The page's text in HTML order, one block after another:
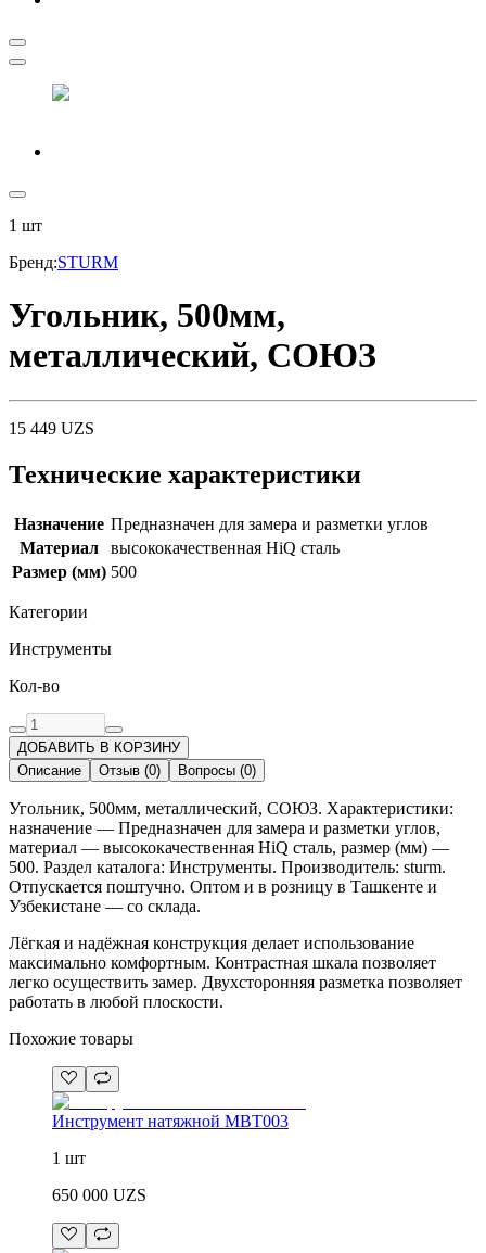
1 шт
Бренд:STURM
Угольник, 500мм,
металлический, СОЮЗ
15 449 UZS
Технические характеристики
Назначение Предназначен для замера и разметки углов
Материал
высококачественная HiQ сталь
Размер (мм) 500
Категории
Инструменты
Кол-во
ДОБАВИТЬ В КОРЗИНУ
Описание
Отзыв (0) Вопросы (0)
Угольник, 500мм, металлический, СОЮЗ. Характеристики:
назначение — Предназначен для замера и разметки углов,
материал — высококачественная HiQ сталь, размер (мм) —
500. Раздел каталога: Инструменты. Производитель: sturm.
Отпускается поштучно. Оптом и в розницу в Ташкенте и
Узбекистане — со склада.
Лёгкая и надёжная конструкция делает использование
максимально комфортным. Контрастная шкала позволяет
легко осуществить замер. Двухсторонняя разметка позволяет
работать в любой плоскости.
Похожие товары
Инструмент натяжной MBT003
1 шт
650 000 UZS